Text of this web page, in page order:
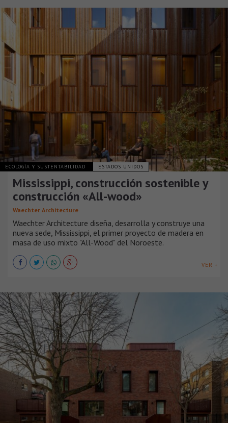
ECOLOGÍA Y SUSTENTABILIDAD ESTADOS UNIDOS
Mississippi, construcción sostenible y
construcción «All-wood»
Waechter Architecture
Waechter Architecture diseña, desarrolla y construye una
nueva sede, Mississippi, el primer proyecto de madera en
masa de uso mixto "All-Wood" del Noroeste.
VER +